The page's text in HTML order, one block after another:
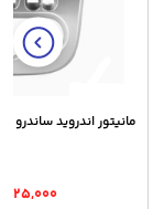
مانیتور اندروید